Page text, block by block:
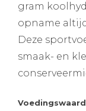
gram
opname
Deze
smaak- en